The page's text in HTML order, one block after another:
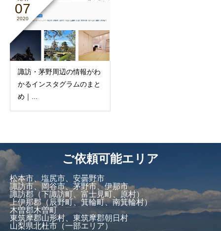
07
2020
諏訪・茅野周辺の情報がわ
かるインスタグラムのまと
め｜...
ご依頼可能エリア
松本市、塩尻市、安曇野市
諏訪市、岡谷市、茅野市、伊那市
諏訪郡（下諏訪町、富士見町、原村）
上伊那郡（辰野町、箕輪町、南箕輪村）
木曽郡木曽町
東筑摩郡山形村、東筑摩郡朝日村
山梨県北杜市（一部エリア）